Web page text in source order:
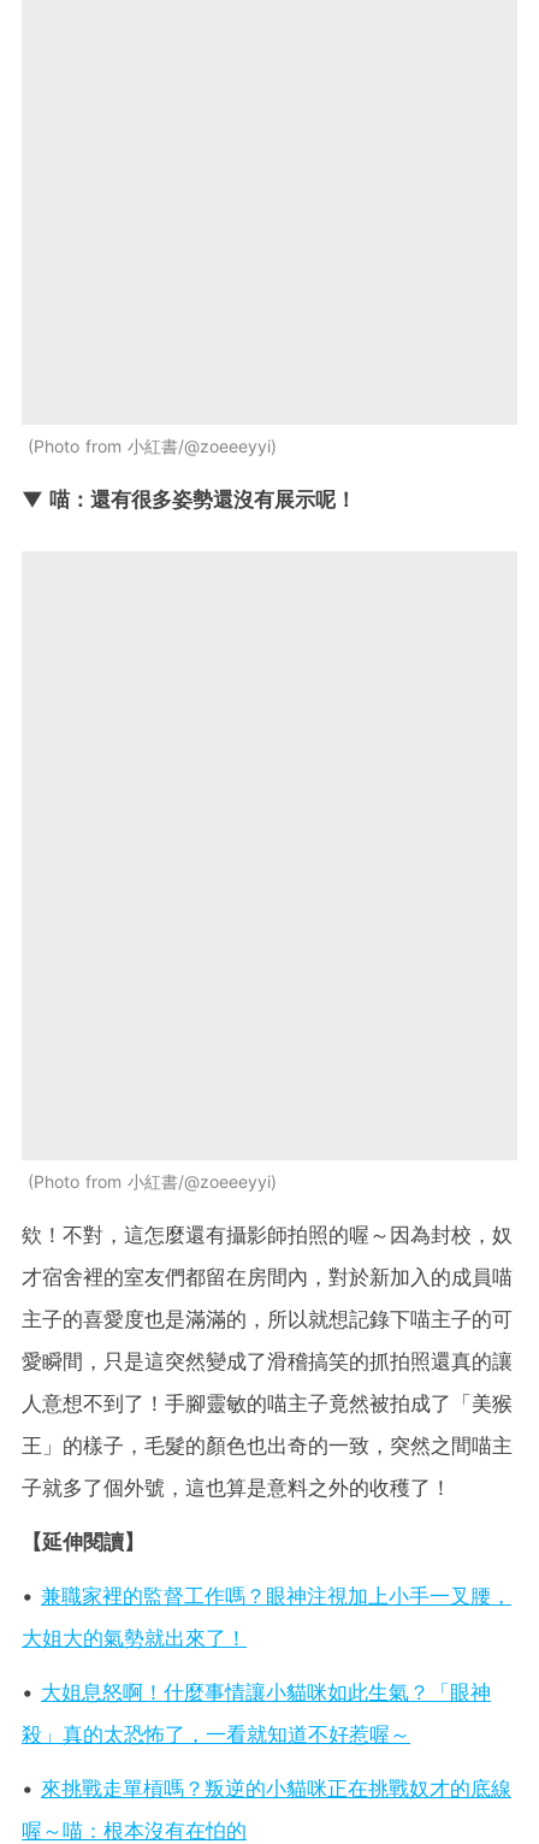
Photo from 小紅書/@zoeeeyyi
▼ 喵：還有很多姿勢還沒有展示呢！
Photo from 小紅書/@zoeeeyyi
欸！不對，這怎麼還有攝影師拍照的喔～因為封校，奴
才宿舍裡的室友們都留在房間內，對於新加入的成員喵
主子的喜愛度也是滿滿的，所以就想記錄下喵主子的可
愛瞬間，只是這突然變成了滑稽搞笑的抓拍照還真的讓
人意想不到了！手腳靈敏的喵主子竟然被拍成了「美猴
王」的樣子，毛髮的顏色也出奇的一致，突然之間喵主
子就多了個外號，這也算是意料之外的收穫了！
【延伸閱讀】
• 兼職家裡的監督工作嗎？眼神注視加上小手一叉腰，
大姐大的氣勢就出來了！
• 大姐息怒啊！什麼事情讓小貓咪如此生氣？「眼神
殺」真的太恐怖了，一看就知道不好惹喔～
• 來挑戰走單槓嗎？叛逆的小貓咪正在挑戰奴才的底線
喔～喵：根本沒有在怕的